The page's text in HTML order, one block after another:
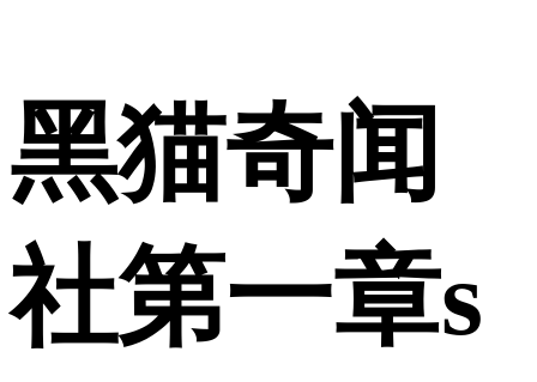
黑猫奇闻
社第一章s